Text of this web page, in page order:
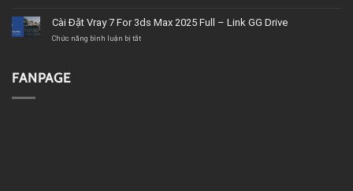
lượng
Link
GG
Project
2019
Cài Đặt Vray 7 For 3ds Max 2025 Full – Link GG Drive
Chức năng bình luận bị tắtở
FANPAGE